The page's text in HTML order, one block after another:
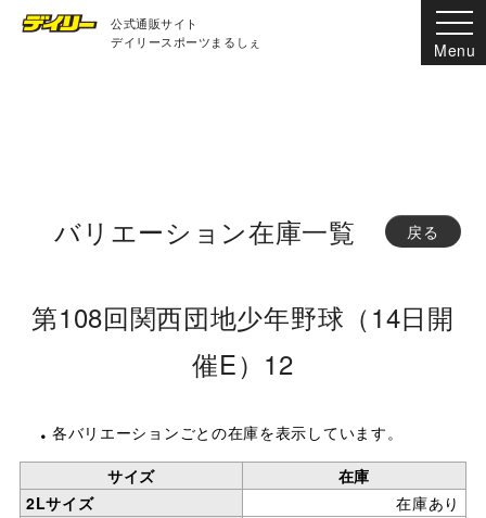
公式通販サイト
デイリースポーツまるしぇ
バリエーション在庫一覧 戻る
第108回関西団地少年野球（14日開
催E）12
各バリエーションごとの在庫を表示しています。
サイズ
在庫
2Lサイズ
在庫あり